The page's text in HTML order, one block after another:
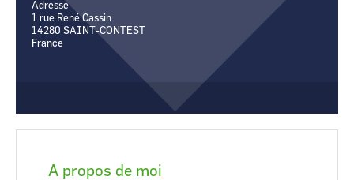
Adresse
1 rue René Cassin
14280 SAINT-CONTEST
France
A propos de moi